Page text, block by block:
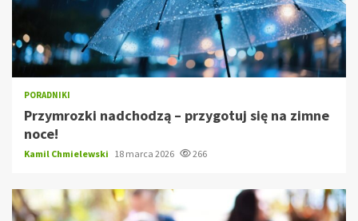
PORADNIKI
Przymrozki nadchodzą – przygotuj się na zimne
noce!
Kamil Chmielewski 18 marca 2026 266